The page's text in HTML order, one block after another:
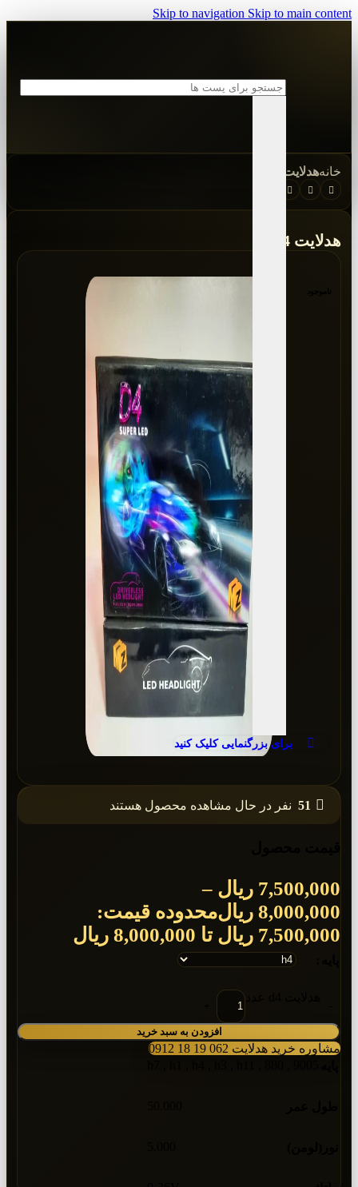
Skip to navigation Skip to main content
خانههدلایت mzm
هدلایت d4
برای بزرگنمایی کلیک کنید
51 نفر در حال مشاهده محصول هستند
7,500,000 ریال –
8,000,000 ریالمحدوده قیمت:
7,500,000 ریال تا 8,000,000 ریال
افزودن به سبد خرید
مشاوره خرید هدلایت 062 19 18 0912